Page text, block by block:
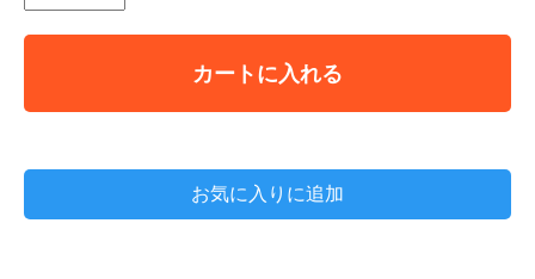
カートに入れる
お気に入りに追加